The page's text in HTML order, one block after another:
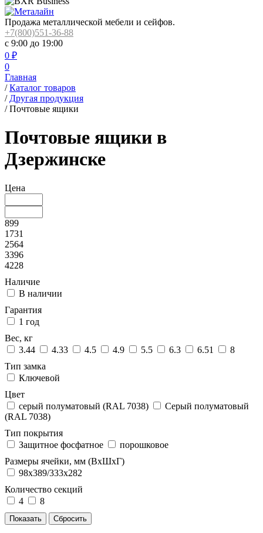
Продажа металлической мебели и сейфов.
+7(800)551-36-88
с 9:00 до 19:00
0 ₽
0
Главная
/ Каталог товаров
/ Другая продукция
/ Почтовые ящики
Почтовые ящики в
Дзержинске
Цена
899
1731
2564
3396
4228
Наличие
В наличии
Гарантия
1 год
Вес, кг
3.44
4.33 4.5 4.9 5.5 6.3 6.51
8
Тип замка
Ключевой
Цвет
cерый полуматовый (RAL 7038)
Серый полуматовый
(RAL 7038)
Тип покрытия
Защитное фосфатное
порошковое
Размеры ячейки, мм (ВхШхГ)
98x389/333x282
Количество секций
4
8